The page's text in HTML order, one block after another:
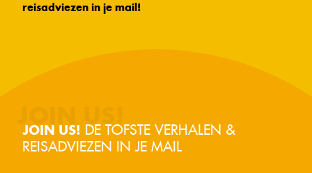
reisadviezen in je mail!
JOIN US! DE TOFSTE VERHALEN &
REISADVIEZEN IN JE MAIL